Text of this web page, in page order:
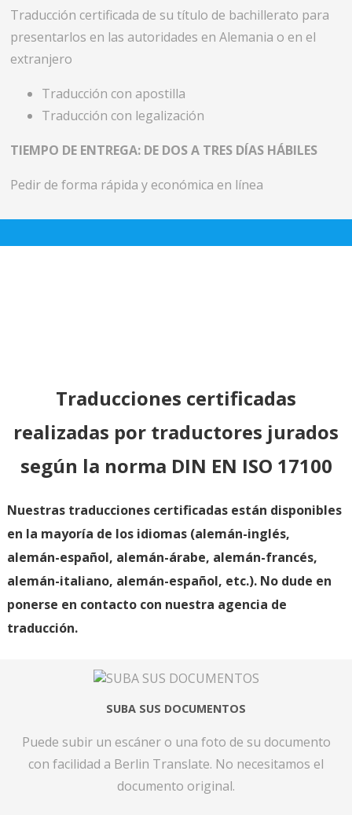
Traducción certificada de su título de bachillerato para
presentarlos en las autoridades en Alemania o en el
extranjero
Traducción con apostilla
Traducción con legalización
TIEMPO DE ENTREGA: DE DOS A TRES DÍAS HÁBILES
Pedir de forma rápida y económica en línea
Traducciones certificadas
realizadas por traductores jurados
según la norma DIN EN ISO 17100
Nuestras traducciones certificadas están disponibles
en la mayoría de los idiomas (alemán-inglés,
alemán-español, alemán-árabe, alemán-francés,
alemán-italiano, alemán-español, etc.). No dude en
ponerse en contacto con nuestra agencia de
traducción.
SUBA SUS DOCUMENTOS
Puede subir un escáner o una foto de su documento
con facilidad a Berlin Translate. No necesitamos el
documento original.